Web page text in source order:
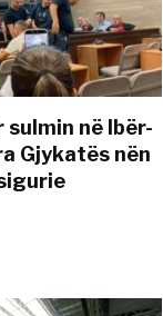
në Ibër-
Gjykatës nën